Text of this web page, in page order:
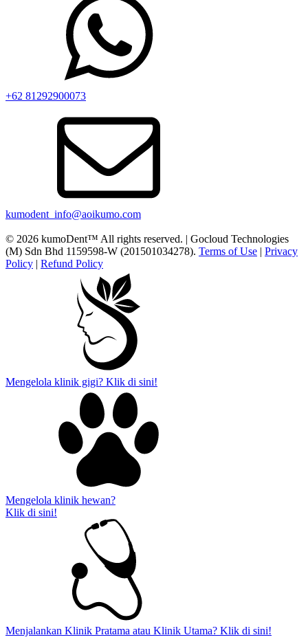
+62 81292900073
kumodent_info@aoikumo.com
© 2026 kumoDent™ All rights reserved. | Gocloud Technologies
(M) Sdn Bhd 1159598-W (201501034278). Terms of Use | Privacy
Policy | Refund Policy
Mengelola klinik gigi? Klik di sini!
Mengelola klinik hewan?
Klik di sini!
Menjalankan Klinik Pratama atau Klinik Utama? Klik di sini!​